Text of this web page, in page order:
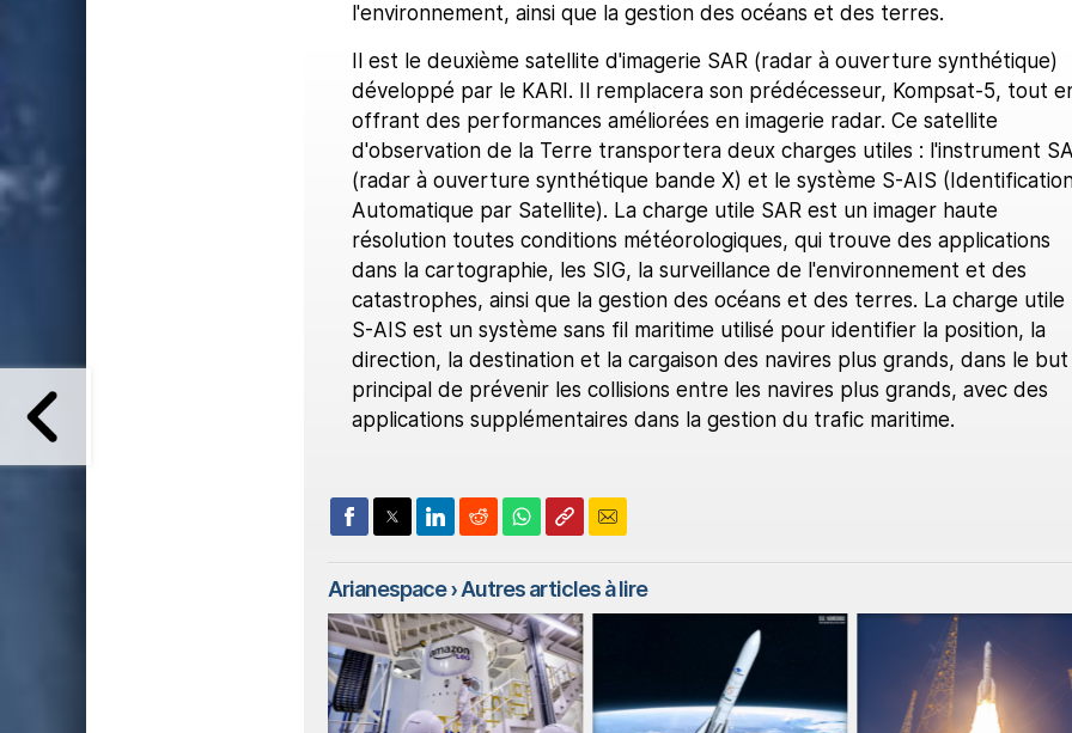
l'environnement, ainsi que la gestion des océans et des terres.
Il est le deuxième satellite d'imagerie SAR (radar à ouverture synthétique)
développé par le KARI. Il remplacera son prédécesseur, Kompsat-5, tout
offrant des performances améliorées en imagerie radar. Ce satellite
d'observation de la Terre transportera deux charges utiles : l'instrument
(radar à ouverture synthétique bande X) et le système S-AIS
Automatique par Satellite). La charge utile SAR est un imager haute
résolution toutes conditions météorologiques, qui trouve des applications
dans la cartographie, les SIG, la surveillance de l'environnement et des
catastrophes, ainsi que la gestion des océans et des terres. La charge utile
S-AIS est un système sans fil maritime utilisé pour identifier la position, la
direction, la destination et la cargaison des navires plus grands, dans le but
principal de prévenir les collisions entre les navires plus grands, avec des
applications supplémentaires dans la gestion du trafic maritime.
Arianespace› Autres articles à lire